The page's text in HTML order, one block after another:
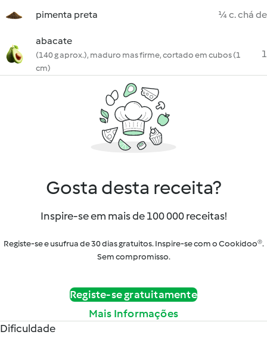
pimenta preta ¼ c. chá de
abacate
(140 g aprox.), maduro mas firme, cortado em cubos (1
cm)
1
Gosta desta receita?
Inspire-se em mais de 100 000 receitas!
Registe-se e usufrua de 30 dias gratuitos. Inspire-se com o Cookidoo®.
Sem compromisso.
Registe-se gratuitamente
Mais Informações
Dificuldade